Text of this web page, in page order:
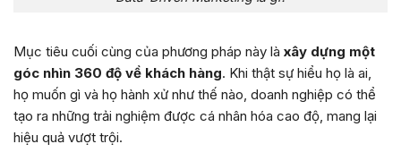
Mục tiêu cuối cùng của phương pháp này là xây dựng một
góc nhìn 360 độ về khách hàng. Khi thật sự hiểu họ là ai,
họ muốn gì và họ hành xử như thế nào, doanh nghiệp có thể
tạo ra những trải nghiệm được cá nhân hóa cao độ, mang lại
hiệu quả vượt trội.